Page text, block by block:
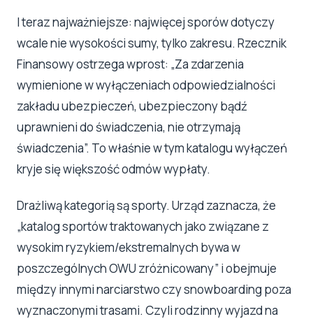
I teraz najważniejsze: najwięcej sporów dotyczy
wcale nie wysokości sumy, tylko zakresu. Rzecznik
Finansowy ostrzega wprost: „Za zdarzenia
wymienione w wyłączeniach odpowiedzialności
zakładu ubezpieczeń, ubezpieczony bądź
uprawnieni do świadczenia, nie otrzymają
świadczenia”. To właśnie w tym katalogu wyłączeń
kryje się większość odmów wypłaty.
Drażliwą kategorią są sporty. Urząd zaznacza, że
„katalog sportów traktowanych jako związane z
wysokim ryzykiem/ekstremalnych bywa w
poszczególnych OWU zróżnicowany” i obejmuje
między innymi narciarstwo czy snowboarding poza
wyznaczonymi trasami. Czyli rodzinny wyjazd na